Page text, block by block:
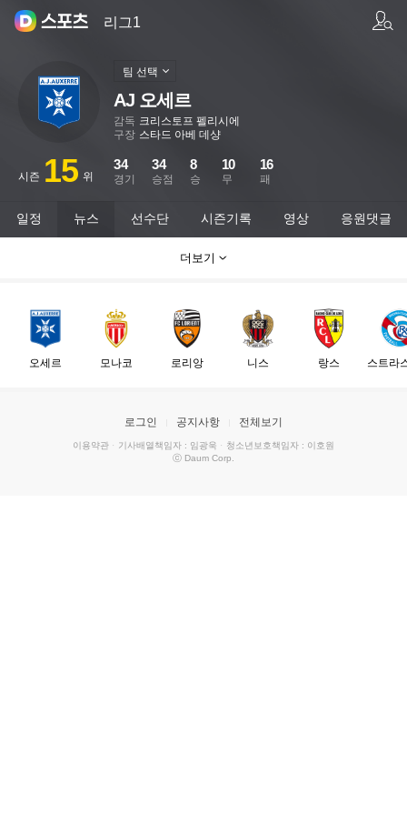
리그1
AJ 오세르
감독 크리스토프 펠리시에
구장 스타드 아베 데샹
시즌 15 위 경기
34
승점
34
승
8
무
10
패
16
팀 선택
일정 뉴스 선수단 시즌기록 영상 응원댓글
더보기
오세르 모나코 로리앙 니스 랑스 스트라
로그인 공지사항 전체보기
이용약관 · 기사배열책임자 : 임광욱 · 청소년보호책임자 : 이호원
ⓒ Daum Corp.